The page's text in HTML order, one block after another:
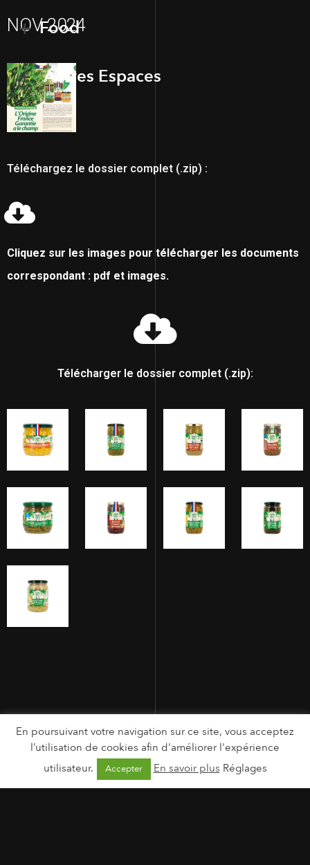
NOV 2024
Food
Autres Espaces
Téléchargez le dossier complet (.zip) :
Cliquez sur les images pour télécharger les documents
correspondant : pdf et images.
Télécharger le dossier complet (.zip):
En poursuivant votre navigation sur ce site, vous acceptez
l’utilisation de cookies afin d'améliorer l'expérience
utilisateur.
Accepter En savoir plus Réglages